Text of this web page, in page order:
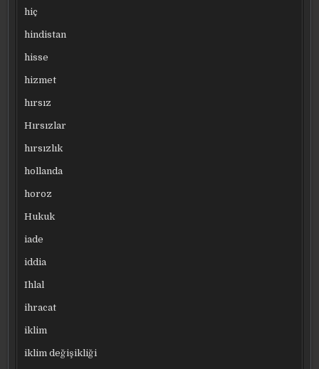
hiç
hindistan
hisse
hizmet
hırsız
Hırsızlar
hırsızlık
hollanda
horoz
Hukuk
iade
iddia
Ihlal
ihracat
iklim
iklim değişikliği